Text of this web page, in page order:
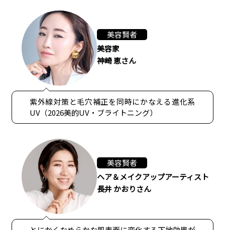
美容賢者
美容家
神崎 恵さん
紫外線対策と毛穴補正を同時にかなえる進化系
UV（2026美的UV・ブライトニング）
美容賢者
ヘア＆メイクアップアーティスト
長井 かおりさん